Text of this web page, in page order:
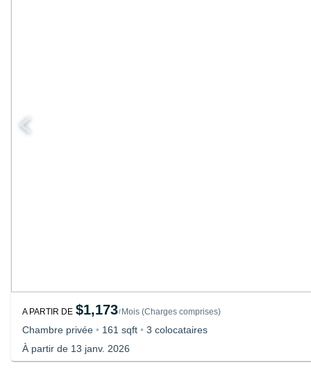
A PARTIR DE $1,173/ Mois (Charges comprises)
Chambre privée • 161 sqft • 3 colocataires
À partir de 13 janv. 2026